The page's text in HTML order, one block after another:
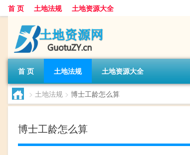
首 页 土地法规 土地资源大全
首 页 土地法规 土地资源大全
> 土地法规 > 博士工龄怎么算
博士工龄怎么算